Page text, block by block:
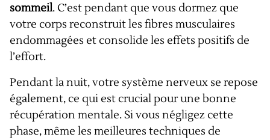
sommeil. C’est pendant que vous dormez que
votre corps reconstruit les fibres musculaires
endommagées et consolide les effets positifs de
l’effort.
Pendant la nuit, votre système nerveux se repose
également, ce qui est crucial pour une bonne
récupération mentale. Si vous négligez cette
phase, même les meilleures techniques de